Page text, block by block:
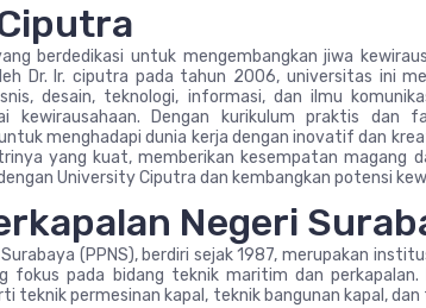
berdedikasi untuk mengembangkan jiwa
Dr. lr. ciputra pada tahun 2006, universitas ini
desain, teknologi, informasi, dan ilmu
kewirausahaan. Dengan kurikulum praktis dan
menghadapi dunia kerja dengan inovatif dan
yang kuat, memberikan kesempatan magang
University Ciputra dan kembangkan potensi
Negeri
(PPNS), berdiri sejak 1987, merupakan
fokus pada bidang teknik maritim dan perkapalan.
teknik permesinan kapal, teknik bangunan kapal,